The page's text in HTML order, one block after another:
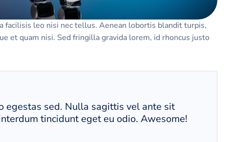
facilisis leo nisi nec tellus. Aenean lobortis blandit turpis,
et quam nisi. Sed fringilla gravida lorem, id rhoncus justo
egestas sed. Nulla sagittis vel ante sit
tincidunt eget eu odio. Awesome!